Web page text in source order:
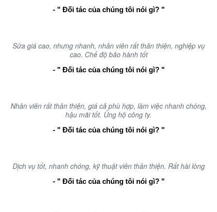
- " Đối tác của chúng tôi nói gì? "
Sửa giá cao, nhưng nhanh, nhân viên rất thân thiện, nghiệp vụ
cao. Chế độ bảo hành tốt
- " Đối tác của chúng tôi nói gì? "
Nhân viên rất thân thiện, giá cả phù hợp, làm việc nhanh chóng,
hậu mãi tốt. Ủng hộ công ty.
- " Đối tác của chúng tôi nói gì? "
Dịch vụ tốt, nhanh chóng, kỹ thuật viên thân thiện. Rất hài lòng
- " Đối tác của chúng tôi nói gì? "